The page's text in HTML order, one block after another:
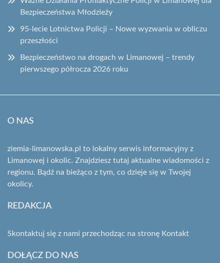
Bezpieczeństwa Młodzieży
95-lecie Lotnictwa Policji – Nowe wyzwania w obliczu
przeszłości
Bezpieczeństwo na drogach w Limanowej – trendy
pierwszego półrocza 2026 roku
O NAS
ziemia-limanowska.pl to lokalny serwis informacyjny z
Limanowej i okolic. Znajdziesz tutaj aktualne wiadomości z
regionu. Bądź na bieżąco z tym, co dzieje się w Twojej
okolicy.
REDAKCJA
Skontaktuj się z nami przechodząc na stronę Kontakt
DOŁĄCZ DO NAS